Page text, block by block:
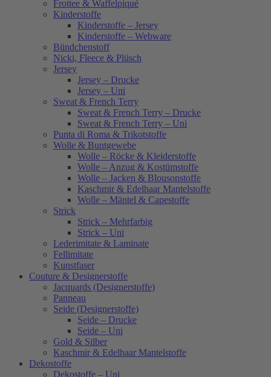
Frottee & Waffelpiqué
Kinderstoffe
Kinderstoffe – Jersey
Kinderstoffe – Webware
Bündchenstoff
Nicki, Fleece & Plüsch
Jersey
Jersey – Drucke
Jersey – Uni
Sweat & French Terry
Sweat & French Terry – Drucke
Sweat & French Terry – Uni
Punta di Roma & Trikotstoffe
Wolle & Buntgewebe
Wolle – Röcke & Kleiderstoffe
Wolle – Anzug & Kostümstoffe
Wolle – Jacken & Blousonstoffe
Kaschmir & Edelhaar Mantelstoffe
Wolle – Mäntel & Capestoffe
Strick
Strick – Mehrfarbig
Strick – Uni
Lederimitate & Laminate
Fellimitate
Kunstfaser
Couture & Designerstoffe
Jacquards (Designerstoffe)
Panneau
Seide (Designerstoffe)
Seide – Drucke
Seide – Uni
Gold & Silber
Kaschmir & Edelhaar Mantelstoffe
Dekostoffe
Dekostoffe – Uni